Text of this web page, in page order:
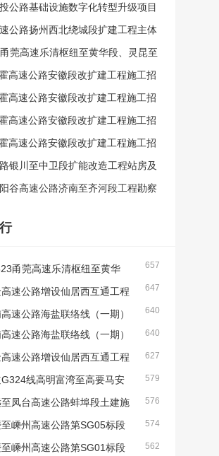
站站房及相关配套工程施工总价承
选人公示
公路基础设施数字化转型升级项目
总承包评标结果公示
公路扬州西北绕城段扩建工程主体
项目（第一批）中标候选人公示
莞高速乐清枢纽至黄华段、灵昆至
全韧性提升工程第SG01标段中标
示
高速公路安徽段改扩建工程施工招
04标段评标结果公示
高速公路安徽段改扩建工程施工招
03标段评标结果公示
高速公路安徽段改扩建工程施工招
02标段评标结果公示
高速公路安徽段改扩建工程施工招
01标段评标结果公示
银川至中卫段扩能改造工程站房及
YZZF－1、YZZF－2标段施工总
谷高速公路济南至齐河段工程勘察
657
甬莞高速乐清枢纽至黄华
至苍南段安全韧性提升工程第SG01
候选人公示
647
速公路增设仙居西互通工程
理标段中标候选人公示
640
速公路海盐联络线（一期）
设施工程第JA01标段中标候选人公
640
速公路海盐联络线（一期）
设施工程第JA02标段中标候选人公
627
速公路增设仙居西互通工程
人公示
579
G324线高明富湾至高要马安
工程（TJ3标段）施工中标候选人公
576
凤台高速公路蚌埠段土建施
04标段中标候选人公示
574
嵊州高速公路第SG05标段
人公示
562
嵊州高速公路第SG01标段